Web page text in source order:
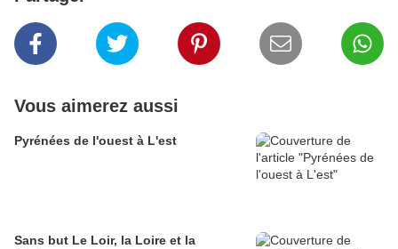
Vous aimerez aussi
Pyrénées de l'ouest à L'est
Sans but Le Loir, la Loire et la